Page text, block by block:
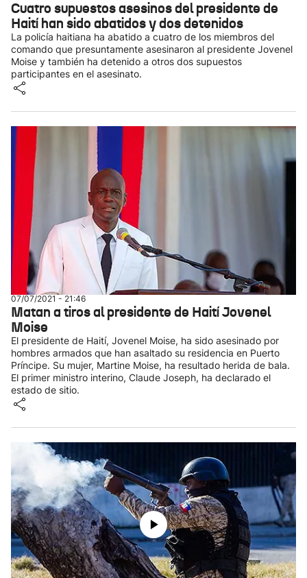
Cuatro supuestos asesinos del presidente de
Haití han sido abatidos y dos detenidos
La policía haitiana ha abatido a cuatro de los miembros del
comando que presuntamente asesinaron al presidente Jovenel
Moise y también ha detenido a otros dos supuestos
participantes en el asesinato.
07/07/2021 - 21:46
Matan a tiros al presidente de Haití Jovenel
Moise
El presidente de Haití, Jovenel Moise, ha sido asesinado por
hombres armados que han asaltado su residencia en Puerto
Príncipe. Su mujer, Martine Moise, ha resultado herida de bala.
El primer ministro interino, Claude Joseph, ha declarado el
estado de sitio.